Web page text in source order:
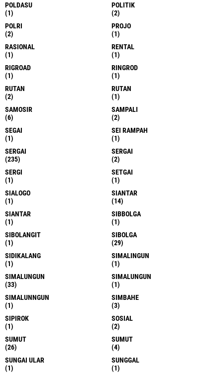
POLDASU
(1)
POLITIK
(2)
POLRI
(2)
PROJO
(1)
RASIONAL
(1)
RENTAL
(1)
RIGROAD
(1)
RINGROD
(1)
RUTAN
(2)
RUTAN
(1)
SAMOSIR
(6)
SAMPALI
(2)
SEGAI
(1)
SEI RAMPAH
(1)
SERGAI
(235)
SERGAI
(2)
SERGI
(1)
SETGAI
(1)
SIALOGO
(1)
SIANTAR
(14)
SIANTAR
(1)
SIBBOLGA
(1)
SIBOLANGIT
(1)
SIBOLGA
(29)
SIDIKALANG
(1)
SIMALINGUN
(1)
SIMALUNGUN
(33)
SIMALUNGUN
(1)
SIMALUNNGUN
(1)
SIMBAHE
(3)
SIPIROK
(1)
SOSIAL
(2)
SUMUT
(26)
SUMUT
(4)
SUNGAI ULAR
(1)
SUNGGAL
(1)